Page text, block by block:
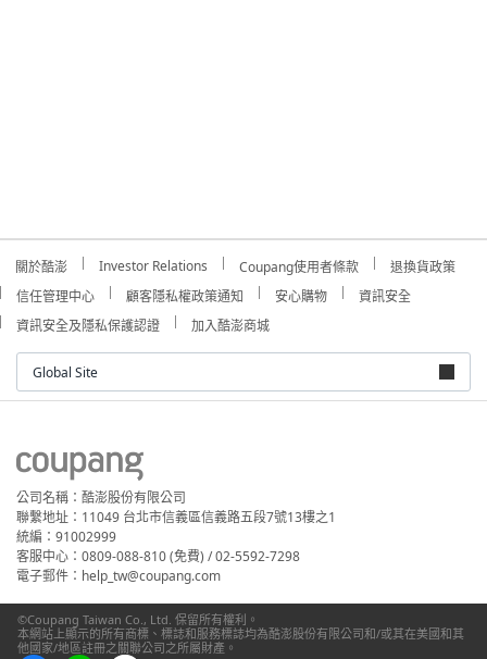
關於酷澎 Investor Relations Coupang使用者條款
退換貨政策
信任管理中心
顧客隱私權政策通知 安心購物
資訊安全
資訊安全及隱私保護認證
加入酷澎商城
Global Site
公司名稱：酷澎股份有限公司
聯繫地址：11049 台北市信義區信義路五段7號13樓之1
統編：91002999
客服中心：0809-088-810 (免費) / 02-5592-7298
電子郵件：help_tw@coupang.com
©Coupang Taiwan Co., Ltd. 保留所有權利。
本網站上顯示的所有商標、標誌和服務標誌均為酷澎股份有限公司和/或其在美國和其
他國家/地區註冊之關聯公司之所屬財產。